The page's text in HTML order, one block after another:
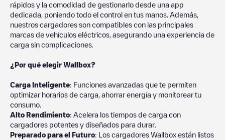
rápidos y la comodidad de gestionarlo desde una app
dedicada, poniendo todo el control en tus manos. Además,
nuestros cargadores son compatibles con las principales
marcas de vehículos eléctricos, asegurando una experiencia de
carga sin complicaciones.
¿Por qué elegir Wallbox?
Carga Inteligente: Funciones avanzadas que te permiten
optimizar horarios de carga, ahorrar energía y monitorear tu
consumo.
Alto Rendimiento: Acelera los tiempos de carga con
cargadores potentes y diseñados para durar.
Preparado para el Futuro: Los cargadores Wallbox están listos